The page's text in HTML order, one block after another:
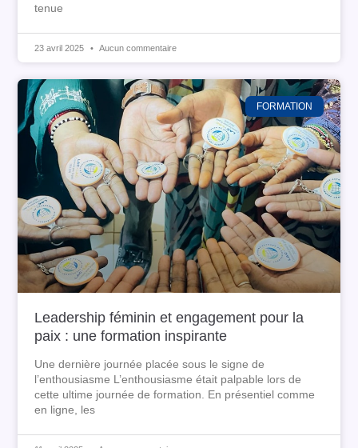
tenue
23 avril 2025 Aucun commentaire
FORMATION
Leadership féminin et engagement pour la
paix : une formation inspirante
Une dernière journée placée sous le signe de
l’enthousiasme L’enthousiasme était palpable lors de
cette ultime journée de formation. En présentiel comme
en ligne, les